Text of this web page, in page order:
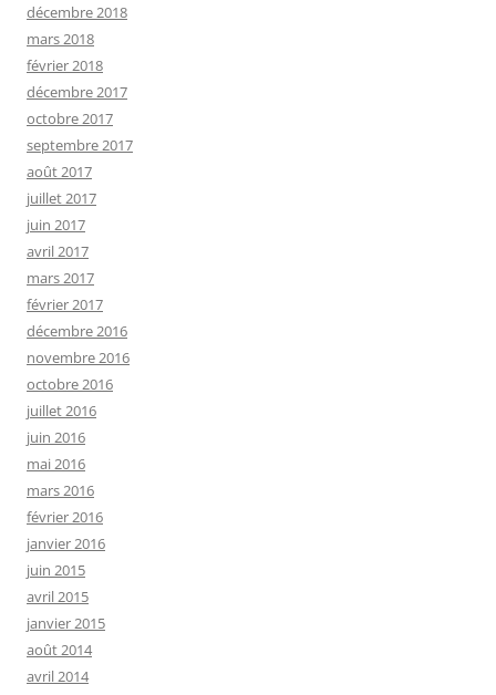
décembre 2018
mars 2018
février 2018
décembre 2017
octobre 2017
septembre 2017
août 2017
juillet 2017
juin 2017
avril 2017
mars 2017
février 2017
décembre 2016
novembre 2016
octobre 2016
juillet 2016
juin 2016
mai 2016
mars 2016
février 2016
janvier 2016
juin 2015
avril 2015
janvier 2015
août 2014
avril 2014